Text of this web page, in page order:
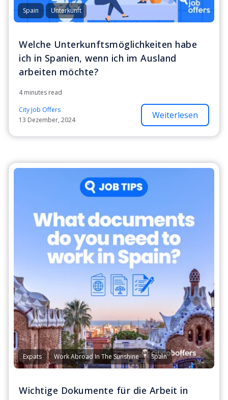
Spain Unterkunft
Welche Unterkunftsmöglichkeiten habe
ich in Spanien, wenn ich im Ausland
arbeiten möchte?
4 minutes read
City Job Offers
13 Dezember, 2024
Weiterlesen
Expats Work Abroad In The Sunshine Spain
Wichtige Dokumente für die Arbeit in